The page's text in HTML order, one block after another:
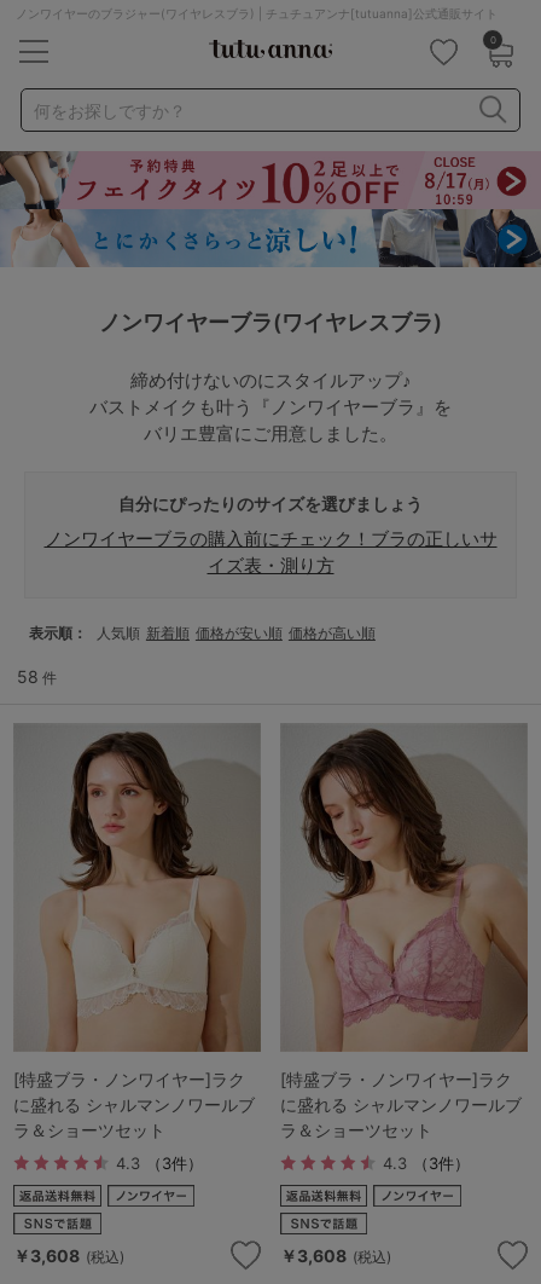
ノンワイヤーのブラジャー(ワイヤレスブラ) | チュチュアンナ[tutuanna]公式通販サイト
0
何をお探しですか？
ナイトブラ ノンワイヤー 特盛ブラ
チューブトップ
折り畳み
パジャマ ストッキング
キャミソール
レッグウェア 下着
メンズ キッズ
サイズからブラを探す
A60 A65
B65 B70 B75
C65 C70 C75 C85
D65 D70 D75 D85
E70 E75 E85
F65 F70 F75 F80
G65 G70 G75
H70
SS S
L LL
すべてのサイズを表示する
価格帯から探す
～999円 1,000～1,999円
2,000～2,999円 3,000～3,999円
4,000円～ 3足￥1,188靴下
ノンワイヤーブラ(ワイヤレスブラ)
締め付けないのにスタイルアップ♪
バストメイクも叶う『ノンワイヤーブラ』を
バリエ豊富にご用意しました。
自分にぴったりのサイズを選びましょう
ノンワイヤーブラの購入前にチェック！ブラの正しいサ
イズ表・測り方
表示順 人気順 新着順 価格が安い順 価格が高い順
58 件
[特盛ブラ・ノンワイヤー]ラク
に盛れる シャルマンノワールブ
ラ＆ショーツセット
4.3 （3件）
￥3,608 (税込)
[特盛ブラ・ノンワイヤー]ラク
に盛れる シャルマンノワールブ
ラ＆ショーツセット
4.3 （3件）
￥3,608 (税込)